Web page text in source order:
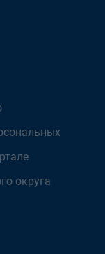
округа